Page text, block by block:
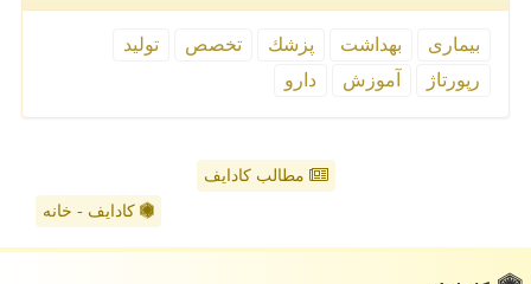
بیماری بهداشت پزشك تخصص
تولید
رپورتاژ
آموزش دارو
مطالب کادایف
کادایف - خانه